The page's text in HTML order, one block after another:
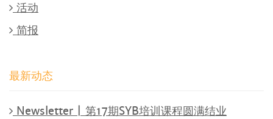
活动
简报
最新动态
Newsletter | 第17期SYB培训课程圆满结业